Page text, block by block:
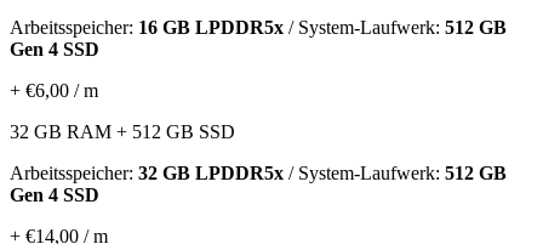
Arbeitsspeicher: 16 GB LPDDR5x / System-Laufwerk: 512 GB
Gen 4 SSD
+ €6,00 / m
32 GB RAM + 512 GB SSD
Arbeitsspeicher: 32 GB LPDDR5x / System-Laufwerk: 512 GB
Gen 4 SSD
+ €14,00 / m